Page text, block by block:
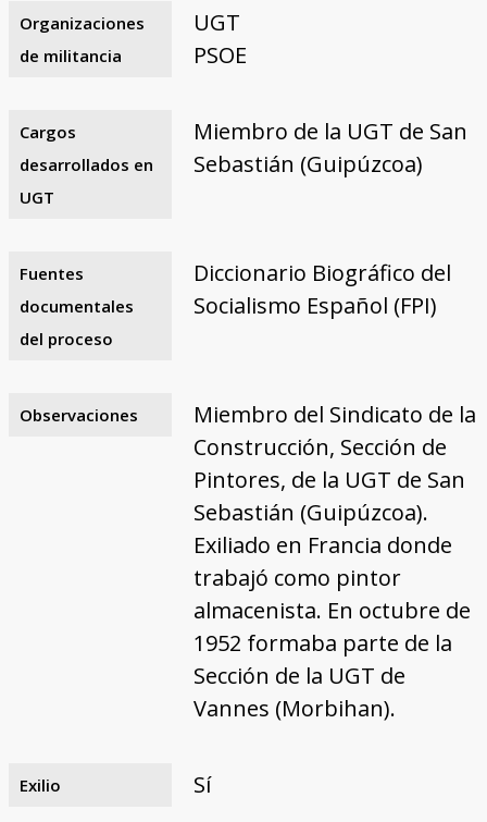
Organizaciones
de militancia
UGT
PSOE
Cargos
desarrollados en
UGT
Miembro de la UGT de San
Sebastián (Guipúzcoa)
Fuentes
documentales
del proceso
Diccionario Biográfico del
Socialismo Español (FPI)
Observaciones
Miembro del Sindicato de la
Construcción, Sección de
Pintores, de la UGT de San
Sebastián (Guipúzcoa).
Exiliado en Francia donde
trabajó como pintor
almacenista. En octubre de
1952 formaba parte de la
Sección de la UGT de
Vannes (Morbihan).
Exilio Sí